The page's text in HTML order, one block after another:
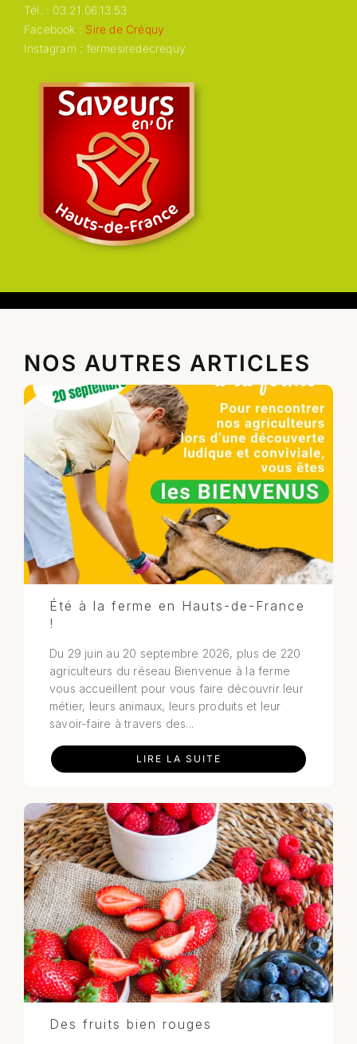
Tél. : 03.21.06.13.53
Facebook : Sire de Créquy
Instagram : fermesiredecrequy
NOS AUTRES ARTICLES
Été à la ferme en Hauts-de-France
!
Du 29 juin au 20 septembre 2026, plus de 220
agriculteurs du réseau Bienvenue à la ferme
vous accueillent pour vous faire découvrir leur
métier, leurs animaux, leurs produits et leur
savoir-faire à travers des...
LIRE LA SUITE
Des fruits bien rouges